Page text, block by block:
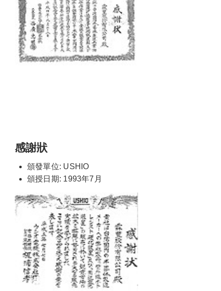
感謝狀
頒發單位: USHIO
頒授日期: 1993年7月